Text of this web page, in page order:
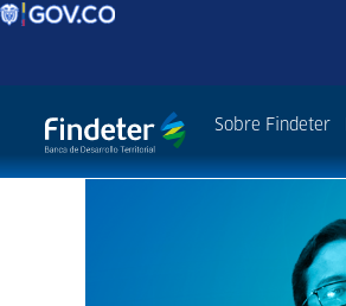
Sobre Findeter